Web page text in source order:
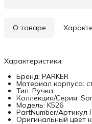
О товаре
Характеристики:
Бренд: PARKER
Материал корпуса:
Тип: Ручка
Коллекция/Серия:
Модель: K526
PartNumber/Артикул
Оригинальный цвет